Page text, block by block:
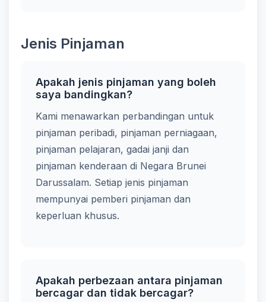
Jenis Pinjaman
Apakah jenis pinjaman yang boleh
saya bandingkan?
Kami menawarkan perbandingan untuk
pinjaman peribadi, pinjaman perniagaan,
pinjaman pelajaran, gadai janji dan
pinjaman kenderaan di Negara Brunei
Darussalam. Setiap jenis pinjaman
mempunyai pemberi pinjaman dan
keperluan khusus.
Apakah perbezaan antara pinjaman
bercagar dan tidak bercagar?